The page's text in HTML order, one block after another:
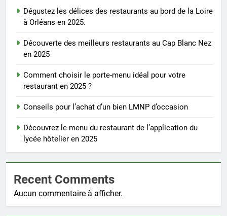
Dégustez les délices des restaurants au bord de la Loire
à Orléans en 2025.
Découverte des meilleurs restaurants au Cap Blanc Nez
en 2025
Comment choisir le porte-menu idéal pour votre
restaurant en 2025 ?
Conseils pour l’achat d’un bien LMNP d’occasion
Découvrez le menu du restaurant de l’application du
lycée hôtelier en 2025
Recent Comments
Aucun commentaire à afficher.